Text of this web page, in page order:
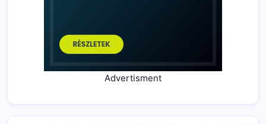
Advertisment